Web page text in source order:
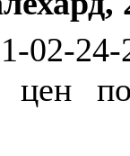
24-
цен